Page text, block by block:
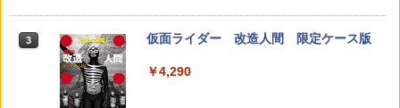
3
カウンセリングとは何か 変化するという
【くもん出版公式特別セット】くもん出
版(KUMON PUBLISHING) くもんの日本
3 仮面ライダー 改造人間 限定ケース版
￥4,290